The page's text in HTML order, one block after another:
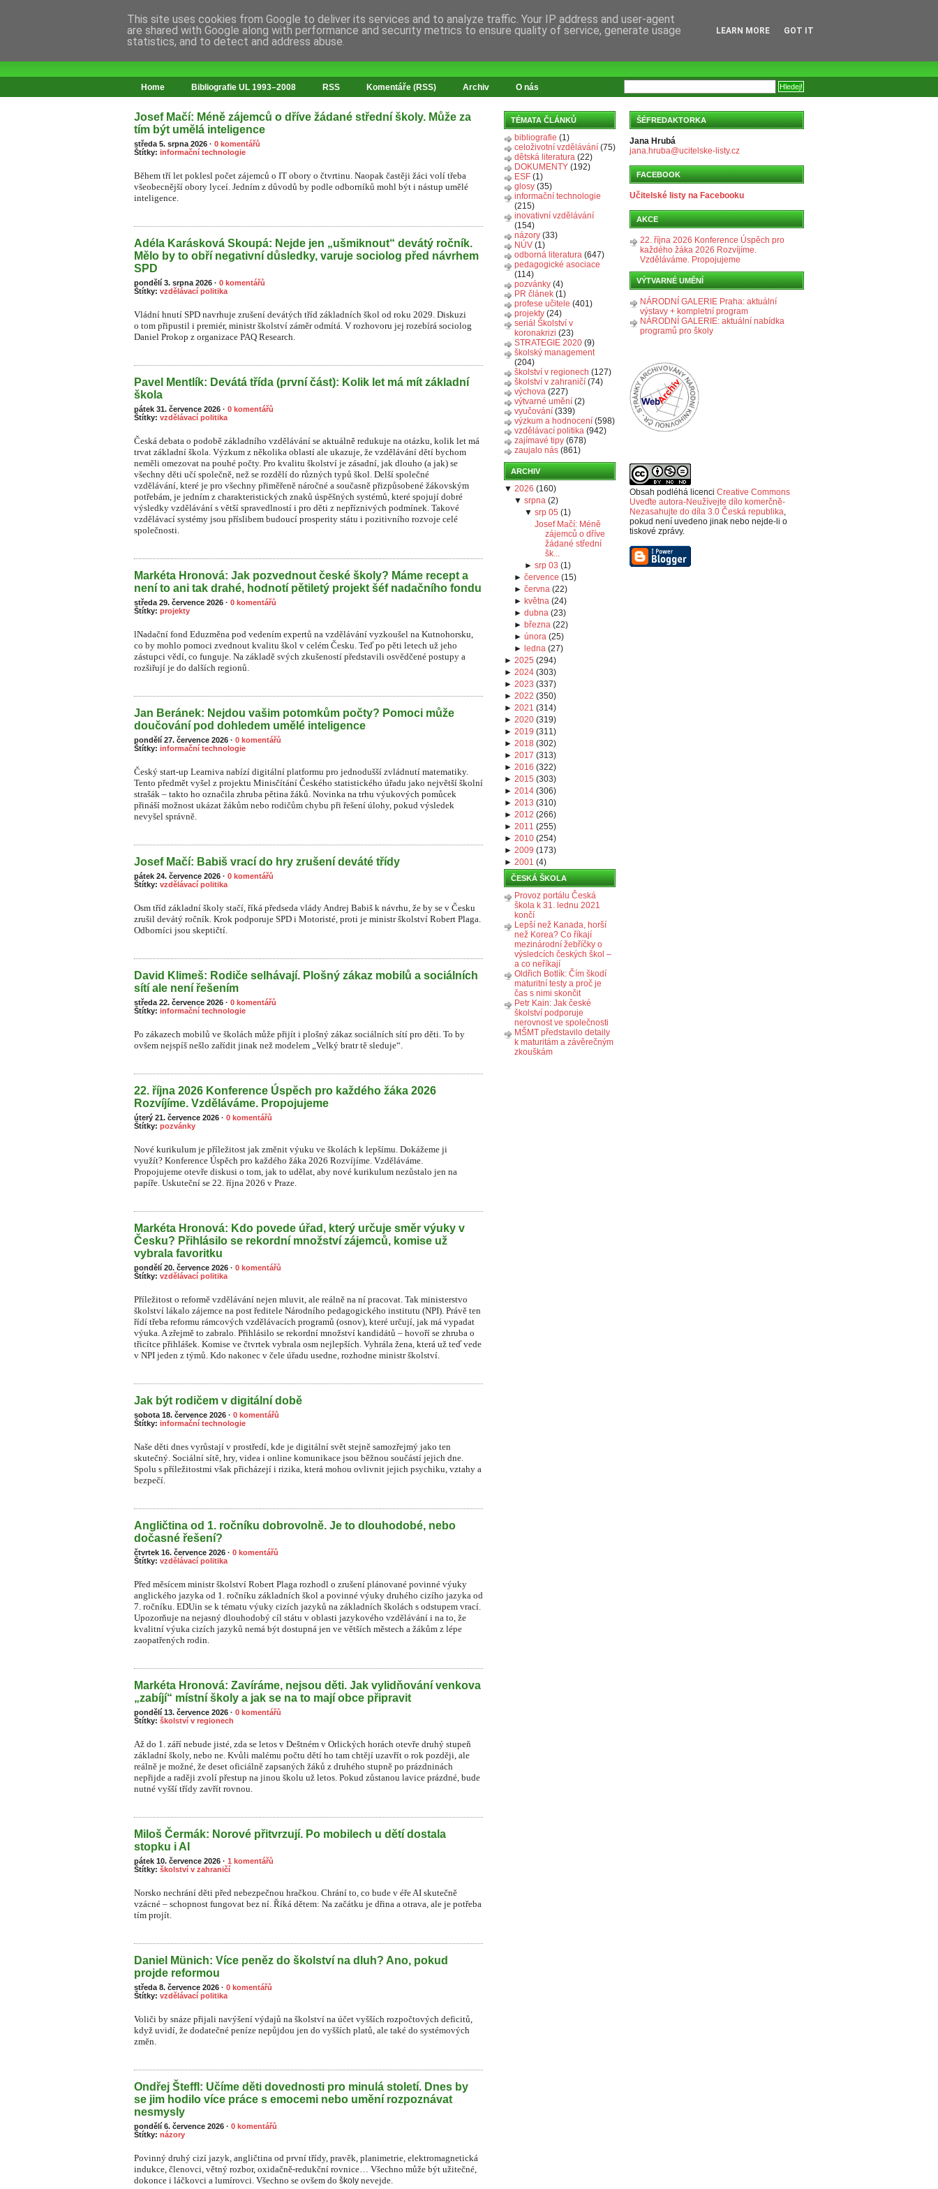
Home Bibliografie UL 1993–2008 RSS Komentáře (RSS) Archiv O nás
Josef Mačí: Méně zájemců o dříve žádané střední školy. Může za
tím být umělá inteligence
středa 5. srpna 2026 · 0 komentářů
Štítky: informační technologie
Během tří let poklesl počet zájemců o IT obory o čtvrtinu. Naopak častěji žáci volí třeba
všeobecnější obory lyceí. Jedním z důvodů by podle odborníků mohl být i nástup umělé
inteligence.
Adéla Karásková Skoupá: Nejde jen „ušmiknout“ devátý ročník.
Mělo by to obří negativní důsledky, varuje sociolog před návrhem
SPD
pondělí 3. srpna 2026 · 0 komentářů
Štítky: vzdělávací politika
Vládní hnutí SPD navrhuje zrušení devátých tříd základních škol od roku 2029. Diskuzi
o tom připustil i premiér, ministr školství záměr odmítá. V rozhovoru jej rozebírá sociolog
Daniel Prokop z organizace PAQ Research.
Pavel Mentlík: Devátá třída (první část): Kolik let má mít základní
škola
pátek 31. července 2026 · 0 komentářů
Štítky: vzdělávací politika
Česká debata o podobě základního vzdělávání se aktuálně redukuje na otázku, kolik let má
trvat základní škola. Výzkum z několika oblastí ale ukazuje, že vzdělávání dětí bychom
neměli omezovat na pouhé počty. Pro kvalitu školství je zásadní, jak dlouho (a jak) se
všechny děti učí společně, než se rozdělí do různých typů škol. Delší společné
vzdělávání, které je pro všechny přiměřeně náročné a současně přizpůsobené žákovským
potřebám, je jedním z charakteristických znaků úspěšných systémů, které spojují dobré
výsledky vzdělávání s větší spravedlností i pro děti z nepříznivých podmínek. Takové
vzdělávací systémy jsou příslibem budoucí prosperity státu i pozitivního rozvoje celé
společnosti.
Markéta Hronová: Jak pozvednout české školy? Máme recept a
není to ani tak drahé, hodnotí pětiletý projekt šéf nadačního fondu
středa 29. července 2026 · 0 komentářů
Štítky: projekty
lNadační fond Eduzměna pod vedením expertů na vzdělávání vyzkoušel na Kutnohorsku,
co by mohlo pomoci zvednout kvalitu škol v celém Česku. Teď po pěti letech už jeho
zástupci vědí, co funguje. Na základě svých zkušeností představili osvědčené postupy a
rozšiřují je do dalších regionů.
Jan Beránek: Nejdou vašim potomkům počty? Pomoci může
doučování pod dohledem umělé inteligence
pondělí 27. července 2026 · 0 komentářů
Štítky: informační technologie
Český start-up Learniva nabízí digitální platformu pro jednodušší zvládnutí matematiky.
Tento předmět vyšel z projektu Minisčítání Českého statistického úřadu jako největší školní
strašák – takto ho označila zhruba pětina žáků. Novinka na trhu výukových pomůcek
přináší možnost ukázat žákům nebo rodičům chybu při řešení úlohy, pokud výsledek
nevyšel správně.
Josef Mačí: Babiš vrací do hry zrušení deváté třídy
pátek 24. července 2026 · 0 komentářů
Štítky: vzdělávací politika
Osm tříd základní školy stačí, říká předseda vlády Andrej Babiš k návrhu, že by se v Česku
zrušil devátý ročník. Krok podporuje SPD i Motoristé, proti je ministr školství Robert Plaga.
Odborníci jsou skeptičtí.
David Klimeš: Rodiče selhávají. Plošný zákaz mobilů a sociálních
sítí ale není řešením
středa 22. července 2026 · 0 komentářů
Štítky: informační technologie
Po zákazech mobilů ve školách může přijít i plošný zákaz sociálních sítí pro děti. To by
ovšem nejspíš nešlo zařídit jinak než modelem „Velký bratr tě sleduje“.
22. října 2026 Konference Úspěch pro každého žáka 2026
Rozvíjíme. Vzděláváme. Propojujeme
úterý 21. července 2026 · 0 komentářů
Štítky: pozvánky
Nové kurikulum je příležitost jak změnit výuku ve školách k lepšímu. Dokážeme ji
využít? Konference Úspěch pro každého žáka 2026 Rozvíjíme. Vzděláváme.
Propojujeme otevře diskusi o tom, jak to udělat, aby nové kurikulum nezůstalo jen na
papíře. Uskuteční se 22. října 2026 v Praze.
Markéta Hronová: Kdo povede úřad, který určuje směr výuky v
Česku? Přihlásilo se rekordní množství zájemců, komise už
vybrala favoritku
pondělí 20. července 2026 · 0 komentářů
Štítky: vzdělávací politika
Příležitost o reformě vzdělávání nejen mluvit, ale reálně na ní pracovat. Tak ministerstvo
školství lákalo zájemce na post ředitele Národního pedagogického institutu (NPI). Právě ten
řídí třeba reformu rámcových vzdělávacích programů (osnov), které určují, jak má vypadat
výuka. A zřejmě to zabralo. Přihlásilo se rekordní množství kandidátů – hovoří se zhruba o
třicítce přihlášek. Komise ve čtvrtek vybrala osm nejlepších. Vyhrála žena, která už teď vede
v NPI jeden z týmů. Kdo nakonec v čele úřadu usedne, rozhodne ministr školství.
Jak být rodičem v digitální době
sobota 18. července 2026 · 0 komentářů
Štítky: informační technologie
Naše děti dnes vyrůstají v prostředí, kde je digitální svět stejně samozřejmý jako ten
skutečný. Sociální sítě, hry, videa i online komunikace jsou běžnou součástí jejich dne.
Spolu s příležitostmi však přicházejí i rizika, která mohou ovlivnit jejich psychiku, vztahy a
bezpečí.
Angličtina od 1. ročníku dobrovolně. Je to dlouhodobé, nebo
dočasné řešení?
čtvrtek 16. července 2026 · 0 komentářů
Štítky: vzdělávací politika
Před měsícem ministr školství Robert Plaga rozhodl o zrušení plánované povinné výuky
anglického jazyka od 1. ročníku základních škol a povinné výuky druhého cizího jazyka od
7. ročníku. EDUin se k tématu výuky cizích jazyků na základních školách s odstupem vrací.
Upozorňuje na nejasný dlouhodobý cíl státu v oblasti jazykového vzdělávání i na to, že
kvalitní výuka cizích jazyků nemá být dostupná jen ve větších městech a žákům z lépe
zaopatřených rodin.
Markéta Hronová: Zavíráme, nejsou děti. Jak vylidňování venkova
„zabíjí“ místní školy a jak se na to mají obce připravit
pondělí 13. července 2026 · 0 komentářů
Štítky: školství v regionech
Až do 1. září nebude jisté, zda se letos v Deštném v Orlických horách otevře druhý stupeň
základní školy, nebo ne. Kvůli malému počtu dětí ho tam chtějí uzavřít o rok později, ale
reálně je možné, že deset oficiálně zapsaných žáků z druhého stupně po prázdninách
nepřijde a raději zvolí přestup na jinou školu už letos. Pokud zůstanou lavice prázdné, bude
nutné vyšší třídy zavřít rovnou.
Miloš Čermák: Norové přitvrzují. Po mobilech u dětí dostala
stopku i AI
pátek 10. července 2026 · 1 komentářů
Štítky: školství v zahraničí
Norsko nechrání děti před nebezpečnou hračkou. Chrání to, co bude v éře AI skutečně
vzácné – schopnost fungovat bez ní. Říká dětem: Na začátku je dřina a otrava, ale je potřeba
tím projít.
Daniel Münich: Více peněz do školství na dluh? Ano, pokud
projde reformou
středa 8. července 2026 · 0 komentářů
Štítky: vzdělávací politika
Voliči by snáze přijali navýšení výdajů na školství na účet vyšších rozpočtových deficitů,
když uvidí, že dodatečné peníze nepůjdou jen do vyšších platů, ale také do systémových
změn.
Ondřej Šteffl: Učíme děti dovednosti pro minulá století. Dnes by
se jim hodilo více práce s emocemi nebo umění rozpoznávat
nesmysly
pondělí 6. července 2026 · 0 komentářů
Štítky: názory
Povinný druhý cizí jazyk, angličtina od první třídy, pravěk, planimetrie, elektromagnetická
indukce, členovci, větný rozbor, oxidačně-redukční rovnice… Všechno může být užitečné,
dokonce i láčkovci a lumírovci. Všechno se ovšem do školy nevejde.
TÉMATA ČLÁNKŮ
bibliografie (1)
celoživotní vzdělávání (75)
dětská literatura (22)
DOKUMENTY (192)
ESF (1)
glosy (35)
informační technologie
(215)
inovativní vzdělávání
(154)
názory (33)
NÚV (1)
odborná literatura (647)
pedagogické asociace
(114)
pozvánky (4)
PR článek (1)
profese učitele (401)
projekty (24)
seriál Školství v
koronakrizi (23)
STRATEGIE 2020 (9)
školský management
(204)
školství v regionech (127)
školství v zahraničí (74)
výchova (227)
výtvarné umění (2)
vyučování (339)
výzkum a hodnocení (598)
vzdělávací politika (942)
zajímavé tipy (678)
zaujalo nás (861)
ARCHIV
▼ 2026 (160)
▼srpna (2)
▼ srp 05 (1)
Josef Mačí: Méně
zájemců o dříve
žádané střední
šk...
► srp 03 (1)
►července (15)
►června (22)
► května (24)
►dubna (23)
► března (22)
►února (25)
► ledna (27)
► 2025 (294)
► 2024 (303)
► 2023 (337)
► 2022 (350)
► 2021 (314)
► 2020 (319)
► 2019 (311)
► 2018 (302)
► 2017 (313)
► 2016 (322)
► 2015 (303)
► 2014 (306)
► 2013 (310)
► 2012 (266)
► 2011 (255)
► 2010 (254)
► 2009 (173)
► 2001 (4)
ČESKÁ ŠKOLA
Provoz portálu Česká
škola k 31. lednu 2021
končí
Lepší než Kanada, horší
než Korea? Co říkají
mezinárodní žebříčky o
výsledcích českých škol –
a co neříkají
Oldřich Botlík: Čím škodí
maturitní testy a proč je
čas s nimi skončit
Petr Kain: Jak české
školství podporuje
nerovnost ve společnosti
MŠMT představilo detaily
k maturitám a závěrečným
zkouškám
ŠÉFREDAKTORKA
Jana Hrubá
jana.hruba@ucitelske-listy.cz
FACEBOOK
Učitelské listy na Facebooku
AKCE
22. října 2026 Konference Úspěch pro
každého žáka 2026 Rozvíjíme.
Vzděláváme. Propojujeme
VÝTVARNÉ UMĚNÍ
NÁRODNÍ GALERIE Praha: aktuální
výstavy + kompletní program
NÁRODNÍ GALERIE: aktuální nabídka
programů pro školy
Obsah podléhá licenci Creative Commons
Uveďte autora-Neužívejte dílo komerčně-
Nezasahujte do díla 3.0 Česká republika,
pokud není uvedeno jinak nebo nejde-li o
tiskové zprávy.
This site uses cookies from Google to deliver its services and to analyze traffic. Your IP address and user-agent
are shared with Google along with performance and security metrics to ensure quality of service, generate usage
statistics, and to detect and address abuse.
LEARN MORE GOT IT